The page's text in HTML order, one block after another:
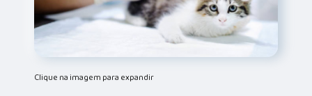
Clique na imagem para expandir